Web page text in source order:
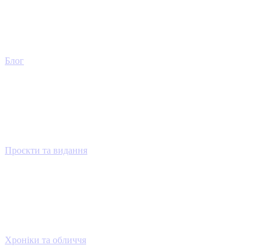
Блог
Проєкти та видання
Хроніки та обличчя